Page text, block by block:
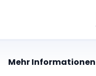
Mehr